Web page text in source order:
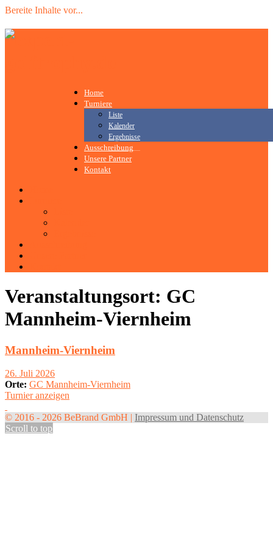
Bereite Inhalte vor...
Home
Turniere
Liste
Kalender
Ergebnisse
Ausschreibung
Unsere Partner
Kontakt
Veranstaltungsort: GC
Mannheim-Viernheim
Mannheim-Viernheim
26. Juli 2026
Orte: GC Mannheim-Viernheim
Turnier anzeigen
© 2016 - 2026 BeBrand GmbH | Impressum und Datenschutz
Scroll to top